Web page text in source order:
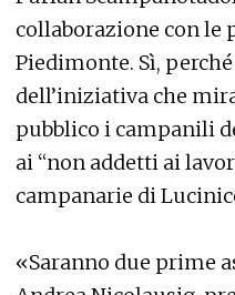
collaborazione con le
Piedimonte. Sì, perché
dell’iniziativa che
pubblico i campanili
ai “non addetti ai
campanarie di
«Saranno due prime